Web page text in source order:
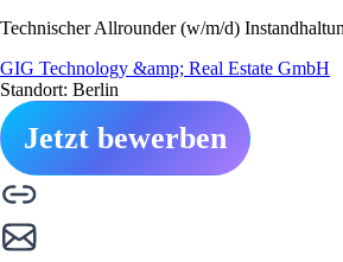
Technischer Allrounder (w/m/d)
GIG Technology &amp; Real Estate GmbH
Standort: Berlin
Jetzt bewerben